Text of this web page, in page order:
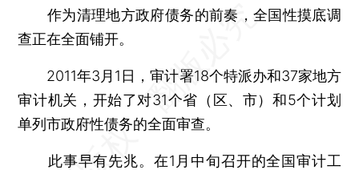
作为清理地方政府债务的前奏，全国性摸底调
查正在全面铺开。
2011年3月1日，审计署18个特派办和37家地方
审计机关，开始了对31个省（区、市）和5个计划
单列市政府性债务的全面审查。
此事早有先兆。在1月中旬召开的全国审计工